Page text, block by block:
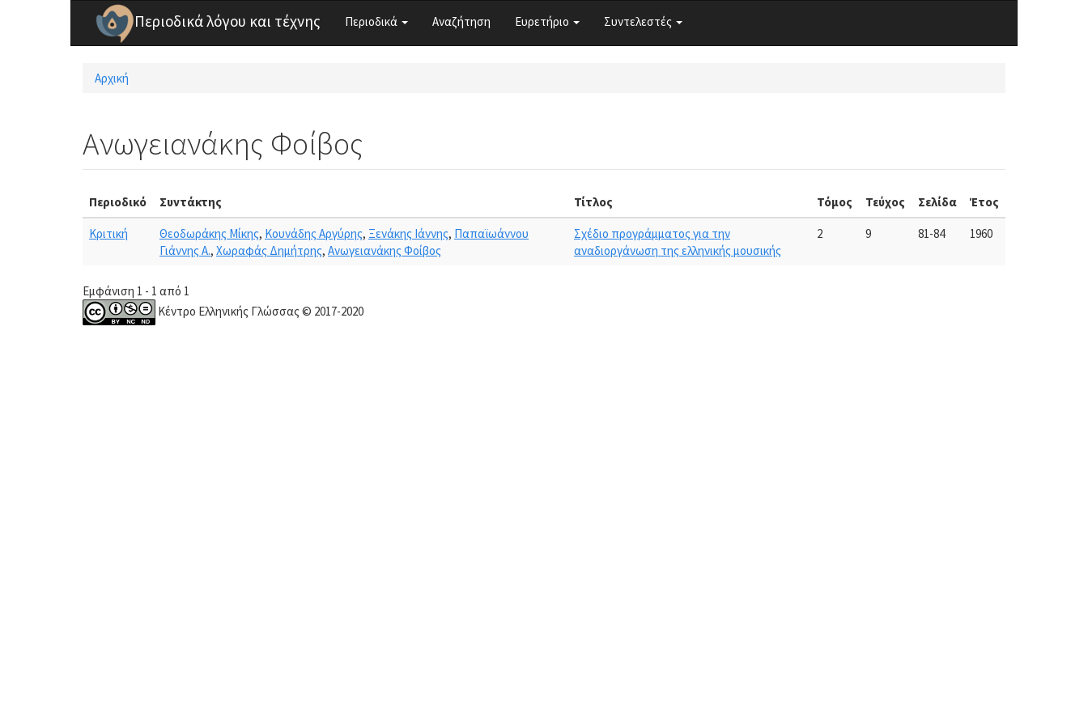
Παράκαμψη προς το κυρίως περιεχόμενο
Περιοδικά λόγου και τέχνης Περιοδικά Αναζήτηση Ευρετήριο Συντελεστές
Είστε εδώ
Αρχική
Ανωγειανάκης Φοίβος
Περιοδικό Συντάκτης Τίτλος Τόμος Τεύχος Σελίδα Έτος
Κριτική Θεοδωράκης Μίκης, Κουνάδης Αργύρης, Ξενάκης Ιάννης, Παπαϊωάννου
Γιάννης Α., Χωραφάς Δημήτρης, Ανωγειανάκης Φοίβος
Σχέδιο προγράμματος για την
αναδιοργάνωση της ελληνικής μουσικής
2 9 81-84 1960
Εμφάνιση 1 - 1 από 1
Κέντρο Ελληνικής Γλώσσας © 2017-2020